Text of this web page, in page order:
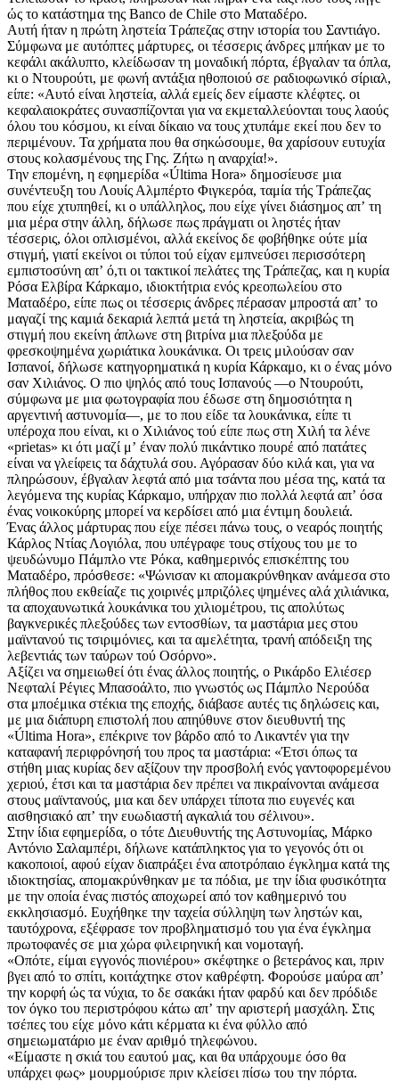
ώς το κατάστημα της Banco de Chile στο Ματαδέρο.
Αυτή ήταν η πρώτη ληστεία Τράπεζας στην ιστορία του Σαντιάγο.
Σύμφωνα με αυτόπτες μάρτυρες, οι τέσσερις άνδρες μπήκαν με το
κεφάλι ακάλυπτο, κλείδωσαν τη μοναδική πόρτα, έβγαλαν τα όπλα,
κι ο Ντουρούτι, με φωνή αντάξια ηθοποιού σε ραδιοφωνικό σίριαλ,
είπε: «Αυτό είναι ληστεία, αλλά εμείς δεν είμαστε κλέφτες. οι
κεφαλαιοκράτες συνασπίζονται για να εκμεταλλεύονται τους λαούς
όλου του κόσμου, κι είναι δίκαιο να τους χτυπάμε εκεί που δεν το
περιμένουν. Τα χρήματα που θα σηκώσουμε, θα χαρίσουν ευτυχία
στους κολασμένους της Γης. Ζήτω η αναρχία!».
Την επομένη, η εφημερίδα «Última Hora» δημοσίευσε μια
συνέντευξη του Λουίς Αλμπέρτο Φιγκερόα, ταμία τής Τράπεζας
που είχε χτυπηθεί, κι ο υπάλληλος, που είχε γίνει διάσημος απʼ τη
μια μέρα στην άλλη, δήλωσε πως πράγματι οι ληστές ήταν
τέσσερις, όλοι οπλισμένοι, αλλά εκείνος δε φοβήθηκε ούτε μία
στιγμή, γιατί εκείνοι οι τύποι τού είχαν εμπνεύσει περισσότερη
εμπιστοσύνη απʼ ό,τι οι τακτικοί πελάτες της Τράπεζας, και η κυρία
Ρόσα Ελβίρα Κάρκαμο, ιδιοκτήτρια ενός κρεοπωλείου στο
Ματαδέρο, είπε πως οι τέσσερις άνδρες πέρασαν μπροστά απʼ το
μαγαζί της καμιά δεκαριά λεπτά μετά τη ληστεία, ακριβώς τη
στιγμή που εκείνη άπλωνε στη βιτρίνα μια πλεξούδα με
φρεσκοψημένα χωριάτικα λουκάνικα. Οι τρεις μιλούσαν σαν
Ισπανοί, δήλωσε κατηγορηματικά η κυρία Κάρκαμο, κι ο ένας μόνο
σαν Χιλιάνος. Ο πιο ψηλός από τους Ισπανούς —ο Ντουρούτι,
σύμφωνα με μια φωτογραφία που έδωσε στη δημοσιότητα η
αργεντινή αστυνομία—, με το που είδε τα λουκάνικα, είπε τι
υπέροχα που είναι, κι ο Χιλιάνος τού είπε πως στη Χιλή τα λένε
«prietas» κι ότι μαζί μʼ έναν πολύ πικάντικο πουρέ από πατάτες
είναι να γλείφεις τα δάχτυλά σου. Αγόρασαν δύο κιλά και, για να
πληρώσουν, έβγαλαν λεφτά από μια τσάντα που μέσα της, κατά τα
λεγόμενα της κυρίας Κάρκαμο, υπήρχαν πιο πολλά λεφτά απʼ όσα
ένας νοικοκύρης μπορεί να κερδίσει από μια έντιμη δουλειά.
Ένας άλλος μάρτυρας που είχε πέσει πάνω τους, ο νεαρός ποιητής
Κάρλος Ντίας Λογιόλα, που υπέγραφε τους στίχους του με το
ψευδώνυμο Πάμπλο ντε Ρόκα, καθημερινός επισκέπτης του
Ματαδέρο, πρόσθεσε: «Ψώνισαν κι απομακρύνθηκαν ανάμεσα στο
πλήθος που εκθείαζε τις χοιρινές μπριζόλες ψημένες αλά χιλιάνικα,
τα αποχαυνωτικά λουκάνικα του χιλιομέτρου, τις απολύτως
βαγκνερικές πλεξούδες των εντοσθίων, τα μαστάρια μες στου
μαϊντανού τις τσιριμόνιες, και τα αμελέτητα, τρανή απόδειξη της
λεβεντιάς των ταύρων τού Οσόρνο».
Αξίζει να σημειωθεί ότι ένας άλλος ποιητής, ο Ρικάρδο Ελιέσερ
Νεφταλί Ρέγιες Μπασοάλτο, πιο γνωστός ως Πάμπλο Νερούδα
στα μποέμικα στέκια της εποχής, διάβασε αυτές τις δηλώσεις και,
με μια διάπυρη επιστολή που απηύθυνε στον διευθυντή της
«Última Hora», επέκρινε τον βάρδο από το Λικαντέν για την
καταφανή περιφρόνησή του προς τα μαστάρια: «Έτσι όπως τα
στήθη μιας κυρίας δεν αξίζουν την προσβολή ενός γαντοφορεμένου
χεριού, έτσι και τα μαστάρια δεν πρέπει να πικραίνονται ανάμεσα
στους μαϊντανούς, μια και δεν υπάρχει τίποτα πιο ευγενές και
αισθησιακό απʼ την ευωδιαστή αγκαλιά του σέλινου».
Στην ίδια εφημερίδα, ο τότε Διευθυντής της Αστυνομίας, Μάρκο
Αντόνιο Σαλαμπέρι, δήλωνε κατάπληκτος για το γεγονός ότι οι
κακοποιοί, αφού είχαν διαπράξει ένα αποτρόπαιο έγκλημα κατά της
ιδιοκτησίας, απομακρύνθηκαν με τα πόδια, με την ίδια φυσικότητα
με την οποία ένας πιστός αποχωρεί από τον καθημερινό του
εκκλησιασμό. Ευχήθηκε την ταχεία σύλληψη των ληστών και,
ταυτόχρονα, εξέφρασε τον προβληματισμό του για ένα έγκλημα
πρωτοφανές σε μια χώρα φιλειρηνική και νομοταγή.
«Οπότε, είμαι εγγονός πιονιέρου» σκέφτηκε ο βετεράνος και, πριν
βγει από το σπίτι, κοιτάχτηκε στον καθρέφτη. Φορούσε μαύρα απʼ
την κορφή ώς τα νύχια, το δε σακάκι ήταν φαρδύ και δεν πρόδιδε
τον όγκο του περιστρόφου κάτω απʼ την αριστερή μασχάλη. Στις
τσέπες του είχε μόνο κάτι κέρματα κι ένα φύλλο από
σημειωματάριο με έναν αριθμό τηλεφώνου.
«Είμαστε η σκιά του εαυτού μας, και θα υπάρχουμε όσο θα
υπάρχει φως» μουρμούρισε πριν κλείσει πίσω του την πόρτα.